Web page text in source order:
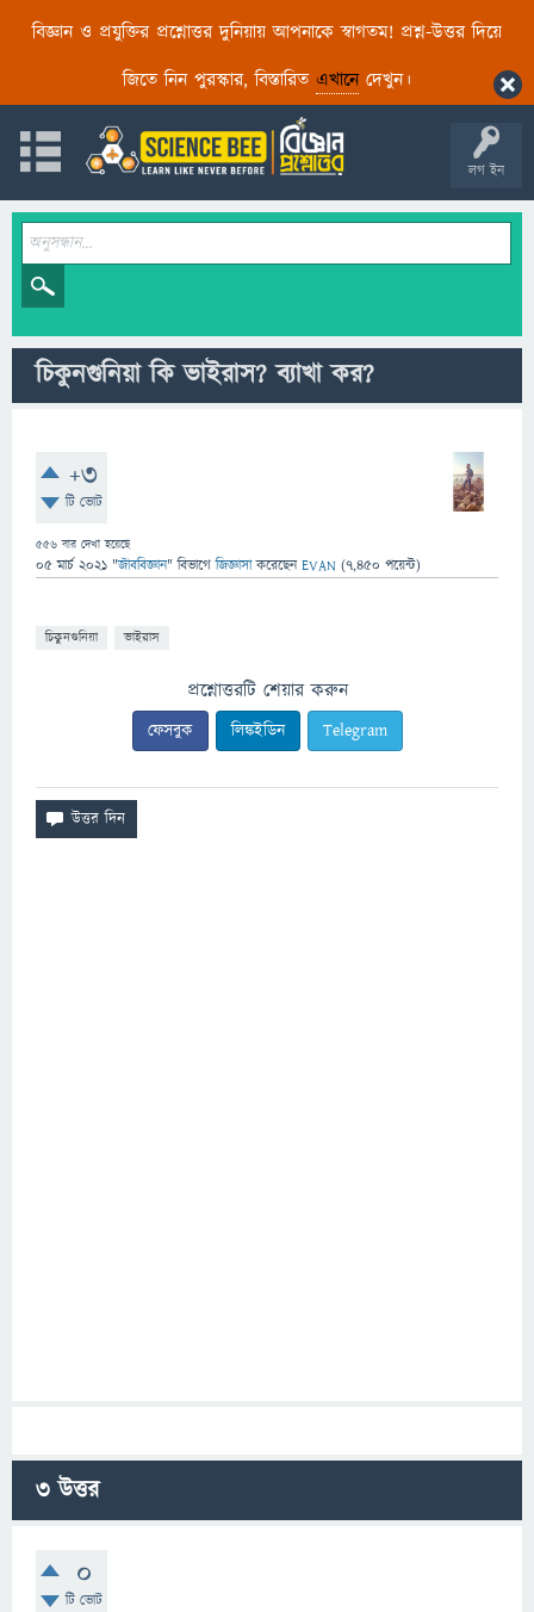
বিজ্ঞান ও প্রযুক্তির প্রশ্নোত্তর দুনিয়ায় আপনাকে স্বাগতম! প্রশ্ন-উত্তর দিয়ে
জিতে নিন পুরস্কার, বিস্তারিত এখানেদেখুন।
লগ ইন
চিকুনগুনিয়া কি ভাইরাস? ব্যাখা কর?
+3
টি ভোট
556 বার দেখা হয়েছে
05 মার্চ 2021 "জীববিজ্ঞান" বিভাগে জিজ্ঞাসাকরেছেনEVAN (7,450 পয়েন্ট)
চিকুনগুনিয়া ভাইরাস
প্রশ্নোত্তরটি শেয়ার করুন
ফেসবুক লিঙ্কইডিন Telegram
3উত্তর
0
টি ভোট